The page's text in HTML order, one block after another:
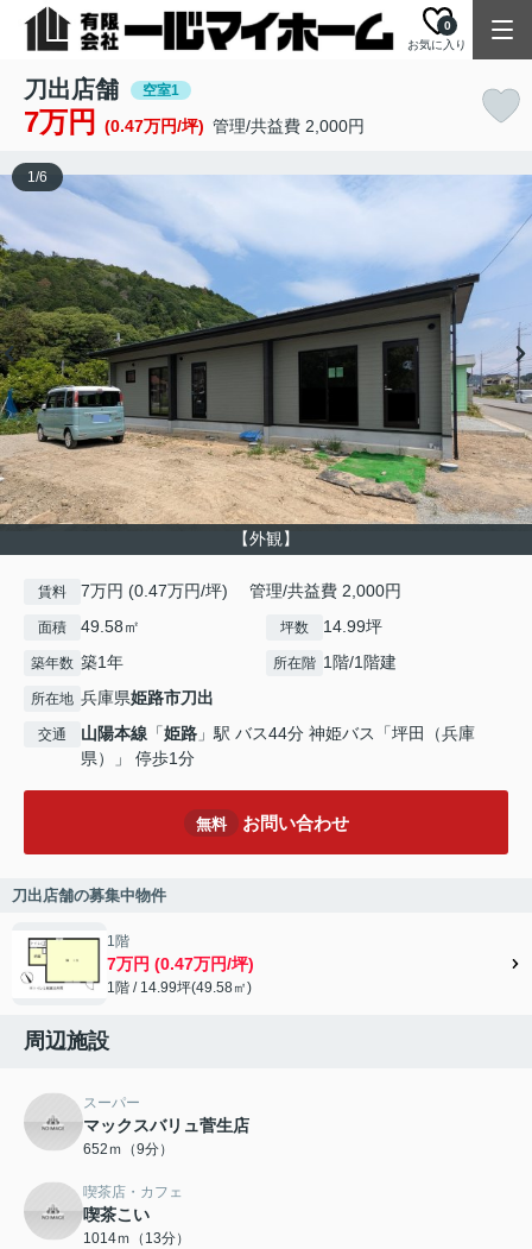
お気に入り
0
刀出店舗 空室1
7万円 (0.47万円/坪) 管理/共益費 2,000円
【外観】
1/6
賃料 7万円 (0.47万円/坪) 管理/共益費 2,000円
面積 49.58㎡ 坪数 14.99坪
築年数 築1年 所在階 1階/1階建
所在地 兵庫県姫路市刀出
交通 山陽本線 「姫路 」駅 バス44分 神姫バス「坪田（兵庫
県）」 停歩1分
無料 お問い合わせ
刀出店舗の募集中物件
1階
7万円 (0.47万円/坪)
1階 / 14.99坪(49.58㎡)
周辺施設
スーパー
マックスバリュ菅生店
652ｍ（9分）
喫茶店・カフェ
喫茶こい
1014ｍ（13分）